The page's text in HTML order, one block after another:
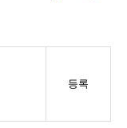
등록